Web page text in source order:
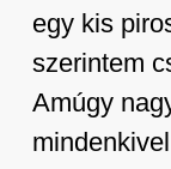
egy kis
szerintem
Amúgy